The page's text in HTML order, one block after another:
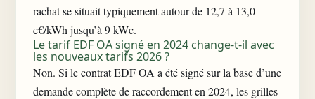
rachat se situait typiquement autour de 12,7 à 13,0
c€/kWh jusqu’à 9 kWc.
Le tarif EDF OA signé en 2024 change-t-il avec
les nouveaux tarifs 2026 ?
Non. Si le contrat EDF OA a été signé sur la base d’une
demande complète de raccordement en 2024, les grilles